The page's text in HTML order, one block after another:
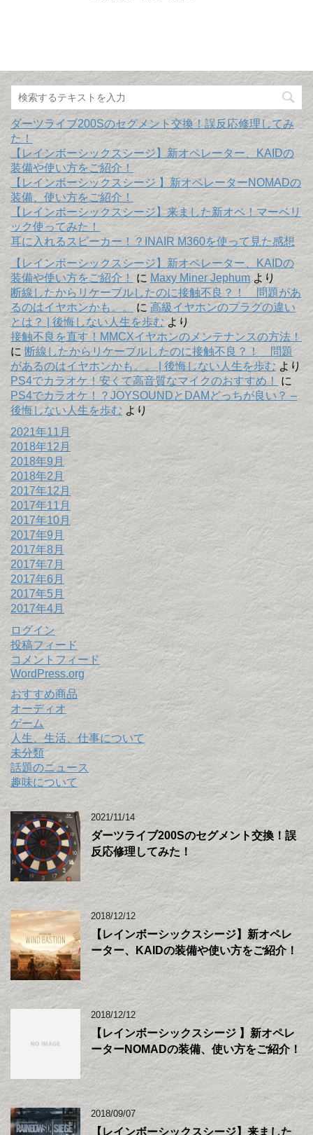
ダーツライブ200Sのセグメント交換！誤反応修理してみ
た！
【レインボーシックスシージ】新オペレーター、KAIDの
装備や使い方をご紹介！
【レインボーシックスシージ 】新オペレーターNOMADの
装備、使い方をご紹介！
【レインボーシックスシージ】来ました新オペ！マーベリ
ック使ってみた！
耳に入れるスピーカー！？INAIR M360を使って見た感想
【レインボーシックスシージ】新オペレーター、KAIDの
装備や使い方をご紹介！
に Maxy Miner Jephumより
断線したからリケーブルしたのに接触不良？！ 問題があ
るのはイヤホンかも。。
に 高級イヤホンのプラグの違い
とは？ | 後悔しない人生を歩む より
接触不良を直す！MMCXイヤホンのメンテナンスの方法！
に 断線したからリケーブルしたのに接触不良？！ 問題
があるのはイヤホンかも。。 | 後悔しない人生を歩む より
PS4でカラオケ！安くて高音質なマイクのおすすめ！
に
PS4でカラオケ！？JOYSOUNDとDAMどっちが良い？ –
後悔しない人生を歩む より
2021年11月
2018年12月
2018年9月
2018年2月
2017年12月
2017年11月
2017年10月
2017年9月
2017年8月
2017年7月
2017年6月
2017年5月
2017年4月
ログイン
投稿フィード
コメントフィード
WordPress.org
おすすめ商品
オーディオ
ゲーム
人生、生活、仕事について
未分類
話題のニュース
趣味について
2021/11/14
ダーツライブ200Sのセグメント交換！誤
反応修理してみた！
2018/12/12
【レインボーシックスシージ】新オペレ
ーター、KAIDの装備や使い方をご紹介！
2018/12/12
【レインボーシックスシージ 】新オペレ
ーターNOMADの装備、使い方をご紹介！
2018/09/07
【レインボーシックスシージ】来ました